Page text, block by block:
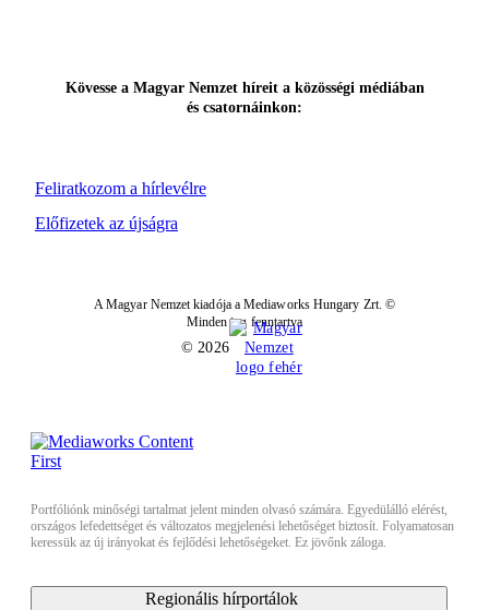
Feliratkozom a hírlevélre
Kövesse a Magyar Nemzet híreit a közösségi médiában
és csatornáinkon:
Előfizetek az újságra
A Magyar Nemzet kiadója a Mediaworks Hungary Zrt. ©
Minden jog fenntartva
© 2026
Portfóliónk minőségi tartalmat jelent minden olvasó számára. Egyedülálló elérést,
országos lefedettséget és változatos megjelenési lehetőséget biztosít. Folyamatosan
keressük az új irányokat és fejlődési lehetőségeket. Ez jövőnk záloga.
Regionális hírportálok